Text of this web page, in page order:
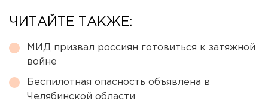
ЧИТАЙТЕ ТАКЖЕ:
МИД призвал россиян готовиться к затяжной
войне
Беспилотная опасность объявлена в
Челябинской области